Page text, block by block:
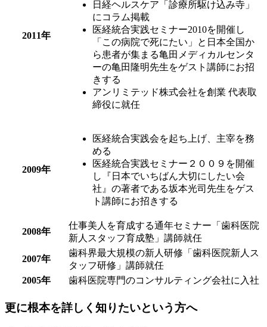
2011年
日経ヘルスケア「診療所駆け込み寺」
にコラム掲載
医経統合実践セミナー2010を開催し
「この病院で死にたい」と日本全国か
ら患者が集まる亀田メディカルセンタ
ーの亀田隆明先生をゲスト講師にお招
きする
アンリミテッド株式会社を創業 代表取
締役に就任
2009年
医経統合実践会を起ち上げ、主宰を務
める
医経統合実践セミナー２００９を開催
し『日本でいちばん大切にしたい会
社』の著者である坂本光司先生をゲス
ト講師にお招きする
2008年
仕事美人を育成する通年セミナー「歯科医院
新人スタッフ育成塾」講師就任
2007年
歯科界最大規模の新人研修「歯科医院新人ス
タッフ研修」講師就任
2005年
歯科医院専門のコンサルティング会社に入社
更に根本を詳しく知りたいという方へ